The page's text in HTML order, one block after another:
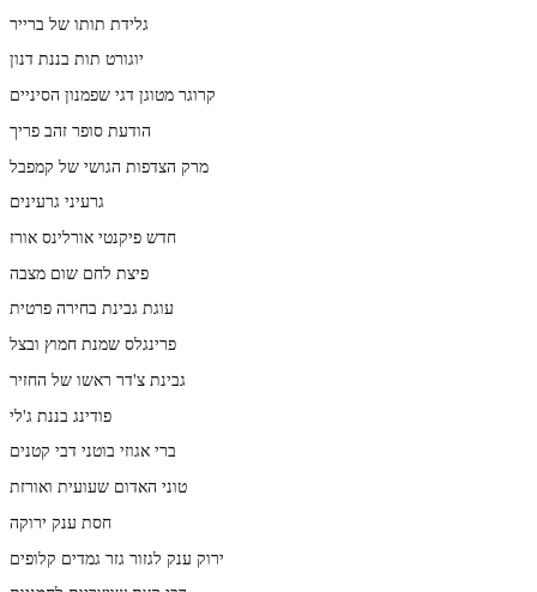
גלידת תותו של ברייר
יוגורט תות בננת דנון
קרוגר מטוגן דגי שפמנון הסיניים
הודעת סופר זהב פריך
מרק הצדפות הגושי של קמפבל
גרעיני גרעינים
חדש פיקנטי אורלינס אורז
פיצת לחם שום מצבה
עוגת גבינת בחירה פרטית
פרינגלס שמנת חמוץ ובצל
גבינת צ'דר ראשו של החזיר
פודינג בננת ג'לי
ברי אגוזי בוטני דבי קטנים
טוני האדום שעועית ואורזת
חסת ענק ירוקה
ירוק ענק לגזור גזר גמדים קלופים